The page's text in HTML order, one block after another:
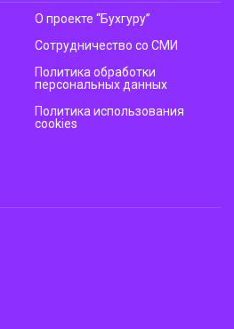
О проекте “Бухгуру”
Сотрудничество со СМИ
Политика обработки
персональных данных
Политика использования
cookies